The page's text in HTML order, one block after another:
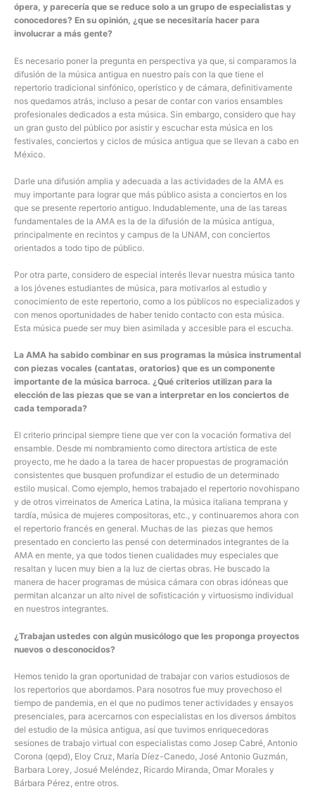
ópera, y parecería que se reduce solo a un grupo de especialistas y
conocedores? En su opinión, ¿que se necesitaría hacer para
involucrar a más gente?
Es necesario poner la pregunta en perspectiva ya que, si comparamos la
difusión de la música antigua en nuestro país con la que tiene el
repertorio tradicional sinfónico, operístico y de cámara, definitivamente
nos quedamos atrás, incluso a pesar de contar con varios ensambles
profesionales dedicados a esta música. Sin embargo, considero que hay
un gran gusto del público por asistir y escuchar esta música en los
festivales, conciertos y ciclos de música antigua que se llevan a cabo en
México.
Darle una difusión amplia y adecuada a las actividades de la AMA es
muy importante para lograr que más público asista a conciertos en los
que se presente repertorio antiguo. Indudablemente, una de las tareas
fundamentales de la AMA es la de la difusión de la música antigua,
principalmente en recintos y campus de la UNAM, con conciertos
orientados a todo tipo de público.
Por otra parte, considero de especial interés llevar nuestra música tanto
a los jóvenes estudiantes de música, para motivarlos al estudio y
conocimiento de este repertorio, como a los públicos no especializados y
con menos oportunidades de haber tenido contacto con esta música.
Esta música puede ser muy bien asimilada y accesible para el escucha.
La AMA ha sabido combinar en sus programas la música instrumental
con piezas vocales (cantatas, oratorios) que es un componente
importante de la música barroca. ¿Qué criterios utilizan para la
elección de las piezas que se van a interpretar en los conciertos de
cada temporada?
El criterio principal siempre tiene que ver con la vocación formativa del
ensamble. Desde mi nombramiento como directora artística de este
proyecto, me he dado a la tarea de hacer propuestas de programación
consistentes que busquen profundizar el estudio de un determinado
estilo musical. Como ejemplo, hemos trabajado el repertorio novohispano
y de otros virreinatos de America Latina, la música italiana temprana y
tardía, música de mujeres compositoras, etc., y continuaremos ahora con
el repertorio francés en general. Muchas de las piezas que hemos
presentado en concierto las pensé con determinados integrantes de la
AMA en mente, ya que todos tienen cualidades muy especiales que
resaltan y lucen muy bien a la luz de ciertas obras. He buscado la
manera de hacer programas de música cámara con obras idóneas que
permitan alcanzar un alto nivel de sofisticación y virtuosismo individual
en nuestros integrantes.
¿Trabajan ustedes con algún musicólogo que les proponga proyectos
nuevos o desconocidos?
Hemos tenido la gran oportunidad de trabajar con varios estudiosos de
los repertorios que abordamos. Para nosotros fue muy provechoso el
tiempo de pandemia, en el que no pudimos tener actividades y ensayos
presenciales, para acercarnos con especialistas en los diversos ámbitos
del estudio de la música antigua, así que tuvimos enriquecedoras
sesiones de trabajo virtual con especialistas como Josep Cabré, Antonio
Corona (qepd), Eloy Cruz, María Díez-Canedo, José Antonio Guzmán,
Barbara Lorey, Josué Meléndez, Ricardo Miranda, Omar Morales y
Bárbara Pérez, entre otros.